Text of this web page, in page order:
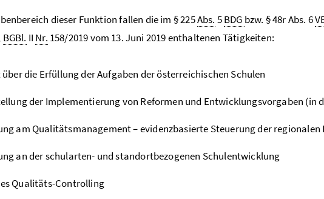
dieser Funktion fallen die im § 225Abs. 5BDG bzw. § 48r Abs. 6
BGBl. II Nr. 158/2019 vom 13. Juni 2019 enthaltenen Tätigkeiten:
die Erfüllung der Aufgaben der österreichischen Schulen
der Implementierung von Reformen und Entwicklungsvorgaben (in
am Qualitätsmanagement – evidenzbasierte Steuerung der
an der schularten- und standortbezogenen Schulentwicklung
Qualitäts-Controlling